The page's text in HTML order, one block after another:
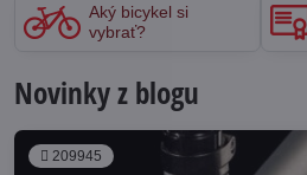
Novinky z blogu
209945
Aký bicykel si
vybrať?